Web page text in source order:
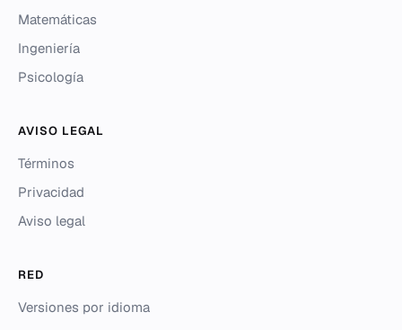
Matemáticas
Ingeniería
Psicología
AVISO LEGAL
Términos
Privacidad
Aviso legal
RED
Versiones por idioma